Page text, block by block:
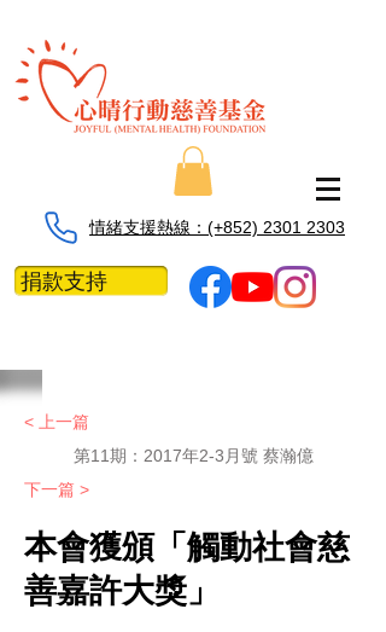
情緒支援熱線：​​(+852) 2301 2303
捐款支持
< 上一篇
第11期： 2017年2-3月號 蔡瀚億
下一篇 >
本會獲頒「觸動社會慈
善嘉許大獎」